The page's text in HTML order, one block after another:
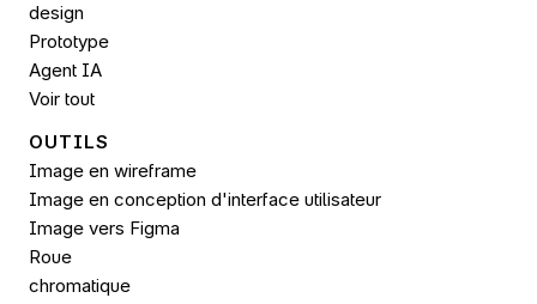
design
Prototype
Agent IA
Voir tout
OUTILS
Image en wireframe
Image en conception d'interface utilisateur
Image vers Figma
Roue
chromatique